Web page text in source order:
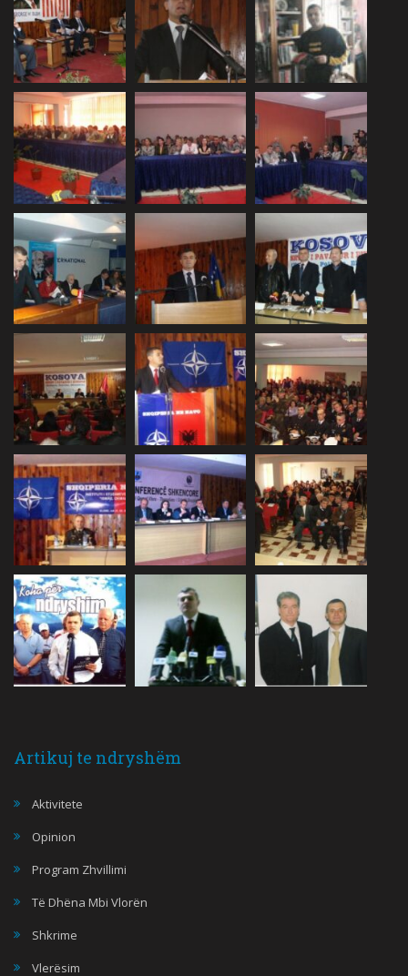
Artikuj te ndryshëm
Aktivitete
Opinion
Program Zhvillimi
Të Dhëna Mbi Vlorën
Shkrime
Vlerësim